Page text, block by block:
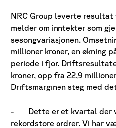
NRC Group leverte
melder om inntekter som
sesongvariasjonen.
millioner kroner, en økning
periode i fjor.
kroner, opp fra 22,9
Driftsmarginen steg med
-
Dette er et kvartal der
rekordstore ordrer. Vi har